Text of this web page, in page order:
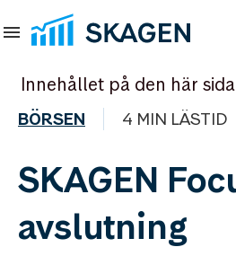
Innehållet på den här
BÖRSEN 4 MIN LÄSTID
SKAGEN
avslutning